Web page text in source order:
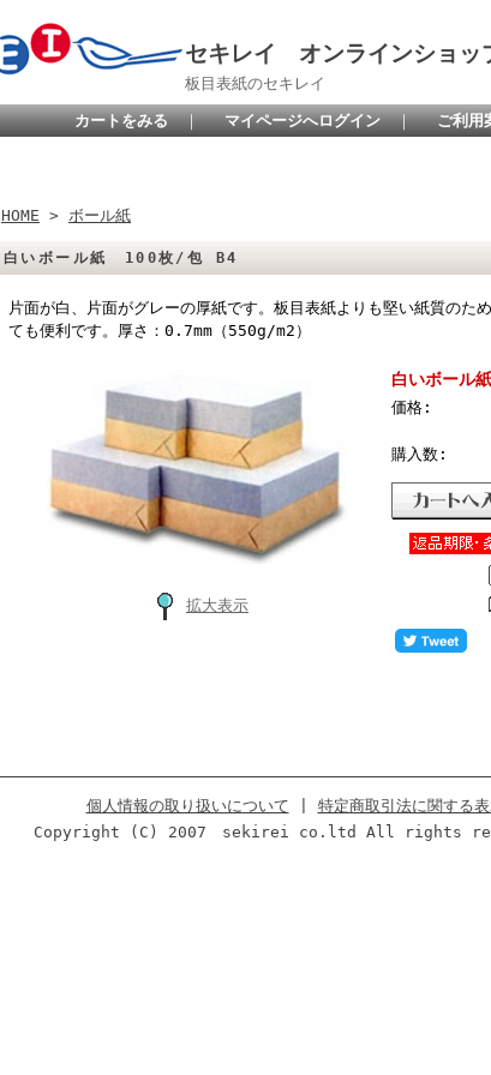
セキレイ オンラインショッ
板目表紙のセキレイ
カートをみる ｜ マイページへログイン ｜ ご利用
HOME > ボール紙
白いボール紙 100枚/包 B4
片面が白、片面がグレーの厚紙です。板目表紙よりも堅い紙質のた
ても便利です。厚さ：0.7mm（550g/m2）
拡大表示
白いボール
価格:
購入数:
個人情報の取り扱いについて
特定商取引法に関する
Copyright (C) 2007 sekirei co.ltd All rights